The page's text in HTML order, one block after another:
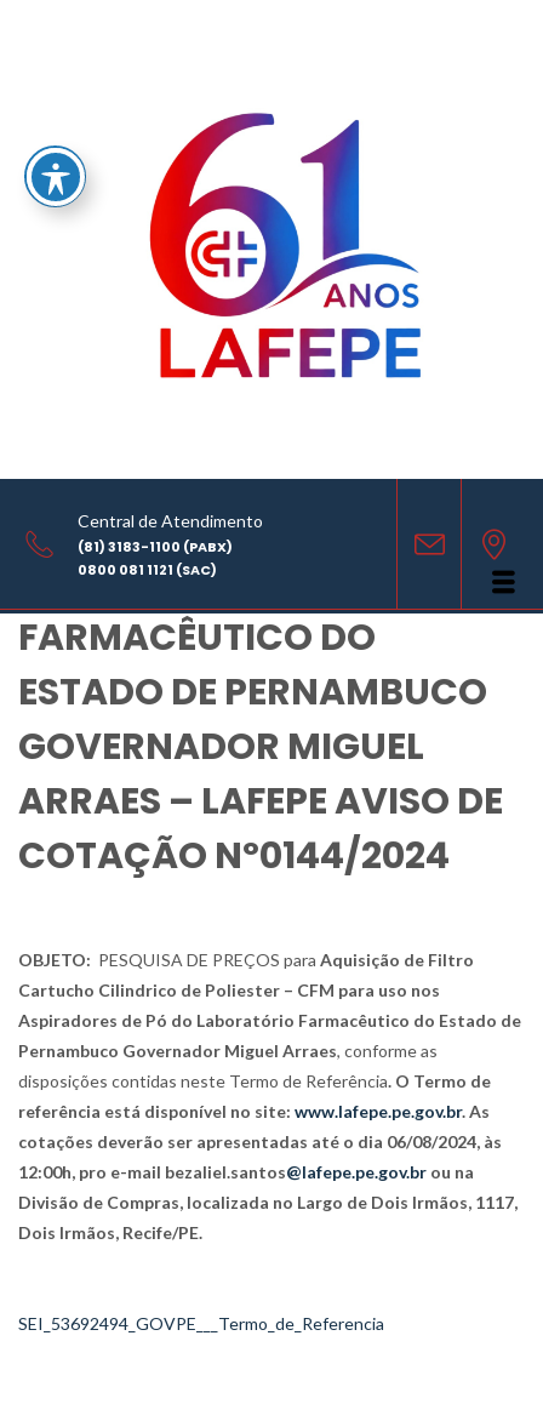
Central de Atendimento
(81) 3183-1100 (PABX)
0800 081 1121 (SAC)
LABORATÓRIO FARMACÊUTICO DO ESTADO DE PERNAMBUCO
GOVERNADOR MIGUEL ARRAES - LAFEPE AVISO DE COTAÇÃO Nº0144/2024
COMPARTILHE
LABORATÓRIO
FARMACÊUTICO DO
ESTADO DE PERNAMBUCO
GOVERNADOR MIGUEL
ARRAES – LAFEPE AVISO DE
COTAÇÃO Nº0144/2024
OBJETO: PESQUISA DE PREÇOS para Aquisição de Filtro
Cartucho Cilindrico de Poliester – CFM para uso nos
Aspiradores de Pó do Laboratório Farmacêutico do Estado de
Pernambuco Governador Miguel Arraes, conforme as
disposições contidas neste Termo de Referência. O Termo de
referência está disponível no site: www.lafepe.pe.gov.br. As
cotações deverão ser apresentadas até o dia 06/08/2024, às
12:00h, pro e-mail bezaliel.santos@lafepe.pe.gov.br ou na
Divisão de Compras, localizada no Largo de Dois Irmãos, 1117,
Dois Irmãos, Recife/PE.
SEI_53692494_GOVPE___Termo_de_Referencia